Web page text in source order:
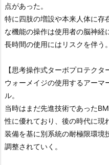
点があった。
特に四肢の増設や本来人体に存
な機能の操作は使用者の脳神経
長時間の使用にはリスクを伴う。
【思考操作式ターボプロテクタ
ウォーメイジの使用するアーマ
ル。
当時はまだ先進技術であった
性に優れており、後の時代に現
装備を基に別系統の耐極限環境
調整されていく。